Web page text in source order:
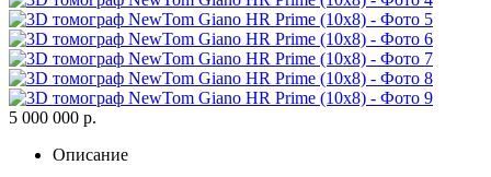
5 000 000 р.
Описание